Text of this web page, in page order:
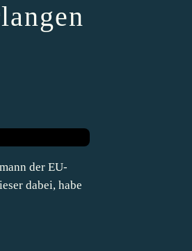
der EU-
dabei, habe